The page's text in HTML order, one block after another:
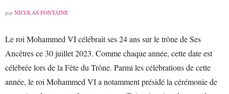
par NICOLAS FONTAINE
Le roi Mohammed VI célébrait ses 24 ans sur le trône de Ses
Ancêtres ce 30 juillet 2023. Comme chaque année, cette date est
célébrée lors de la Fête du Trône. Parmi les célébrations de cette
année, le roi Mohammed VI a notamment présidé la cérémonie de